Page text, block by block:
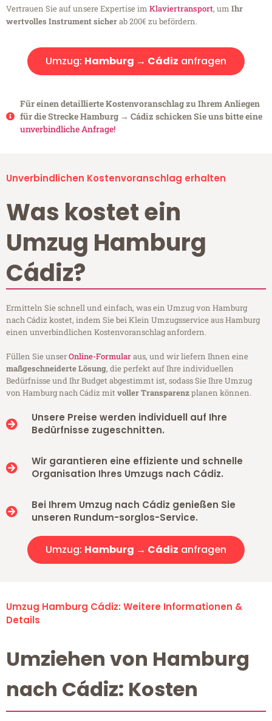
Vertrauen Sie auf unsere Expertise im Klaviertransport, um Ihr
wertvolles Instrument sicherab 200€ zu befördern.
Umzug: Hamburg → Cádiz anfragen
Für einen detaillierte Kostenvoranschlag zu Ihrem Anliegen
für die Strecke Hamburg → Cádiz schicken Sie uns bitte eine
unverbindliche Anfrage!
Unverbindlichen Kostenvoranschlag erhalten
Was kostet ein
Umzug Hamburg
Cádiz?
Ermitteln Sie schnell und einfach, was ein Umzug von Hamburg
nach Cádiz kostet, indem Sie bei Klein Umzugsservice aus Hamburg
einen unverbindlichen Kostenvoranschlag anfordern.
Füllen Sie unserOnline-Formularaus, und wir liefern Ihnen eine
maßgeschneiderte Lösung, die perfekt auf Ihre individuellen
Bedürfnisse und Ihr Budget abgestimmt ist, sodass Sie Ihre Umzug
von Hamburg nach Cádiz mitvoller Transparenzplanen können.
Unsere Preise werden individuell auf Ihre
Bedürfnisse zugeschnitten.
Wir garantieren eine effiziente und schnelle
Organisation Ihres Umzugs nach Cádiz.
Bei Ihrem Umzug nach Cádiz genießen Sie
unseren Rundum-sorglos-Service.
Umzug: Hamburg → Cádiz anfragen
Umzug Hamburg Cádiz: Weitere Informationen &
Details
Umziehen von Hamburg
nach Cádiz: Kosten